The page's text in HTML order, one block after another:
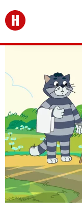
Перейти на главную